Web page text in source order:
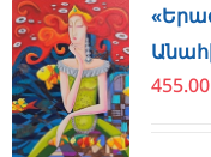
455.00